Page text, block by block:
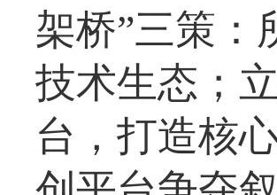
架桥”三策：
技术生态；
台，打造核